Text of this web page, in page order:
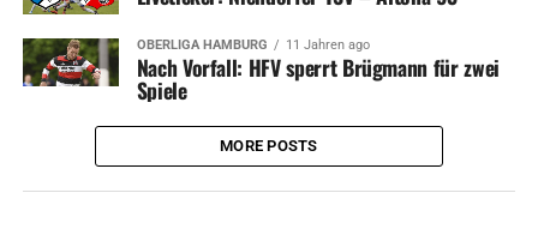
OBERLIGA HAMBURG 11 Jahren ago
Nach Vorfall: HFV sperrt Brügmann für zwei
Spiele
MORE POSTS